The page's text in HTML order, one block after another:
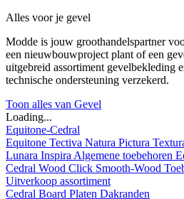
Alles voor je gevel
Modde is jouw groothandelspartner
een nieuwbouwproject plant of een
uitgebreid assortiment gevelbekleding
technische ondersteuning verzekerd.
Toon alles van Gevel
Loading...
Equitone-Cedral
Equitone Tectiva Natura Pictura
Lunara Inspira Algemene toebehoren
Cedral Wood Click Smooth-Wood
Uitverkoop assortiment
Cedral Board Platen Dakranden